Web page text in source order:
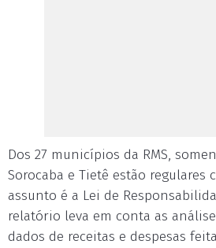
Dos 27 municípios da RMS,
Sorocaba e Tietê estão regulares
assunto é a Lei de
relatório leva em conta as
dados de receitas e despesas